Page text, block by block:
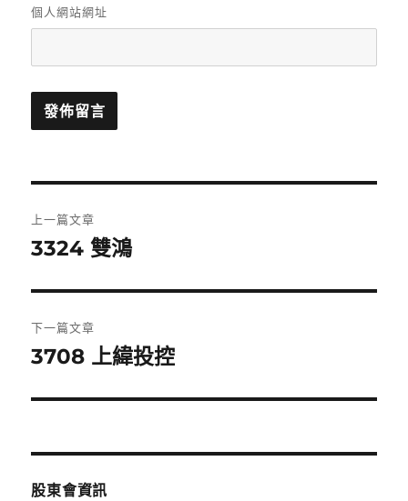
個人網站網址
章
覽
上一篇文章
上
篇
文
章:
3324 雙鴻
下一篇文章
下
篇
章:
3708 上緯投控
股東會資訊